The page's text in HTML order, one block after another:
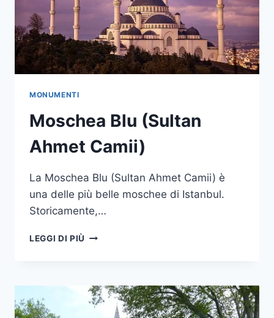
MONUMENTI
Moschea Blu (Sultan
Ahmet Camii)
La Moschea Blu (Sultan Ahmet Camii) è
una delle più belle moschee di Istanbul.
Storicamente,…
LEGGI DI PIÙ MOSCHEA
CAMII)